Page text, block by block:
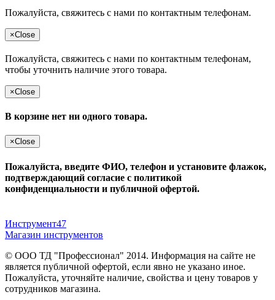
Пожалуйста, свяжитесь с нами по контактным телефонам.
×Close
Пожалуйста, свяжитесь с нами по контактным телефонам,
чтобы уточнить наличие этого товара.
×Close
В корзине нет ни одного товара.
×Close
Пожалуйста, введите ФИО, телефон и установите флажок,
подтверждающий согласие с политикой
конфиденциальности и публичной офертой.
Инструмент47
Магазин инструментов
© ООО ТД "Профессионал" 2014. Информация на сайте не
является публичной офертой, если явно не указано иное.
Пожалуйста, уточняйте наличие, свойства и цену товаров у
сотрудников магазина.